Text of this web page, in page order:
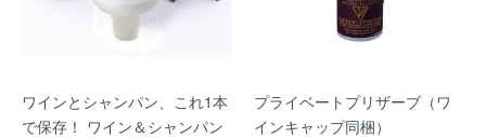
ワインとシャンパン、これ1本
で保存！ ワイン＆シャンパン
プライベートプリザーブ（ワ
インキャップ同梱）